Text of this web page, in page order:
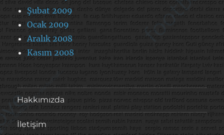
Şubat 2009
Ocak 2009
Aralık 2008
Kasım 2008
Hakkımızda
İletişim